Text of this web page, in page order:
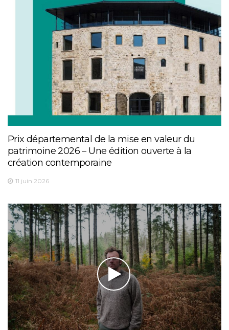
Prix départemental de la mise en valeur du
patrimoine 2026 – Une édition ouverte à la
création contemporaine
11 juin 2026